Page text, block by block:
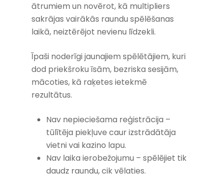
ātrumiem un novērot, kā multipliers
sakrājas vairākās raundu spēlēšanas
laikā, neiztērējot nevienu līdzekli.
Īpaši noderīgi jaunajiem spēlētājiem, kuri
dod priekšroku īsām, bezriska sesijām,
mācoties, kā raķetes ietekmē
rezultātus.
Nav nepieciešama reģistrācija –
tūlītēja piekļuve caur izstrādātāja
vietni vai kazino lapu.
Nav laika ierobežojumu – spēlējiet tik
daudz raundu, cik vēlaties.